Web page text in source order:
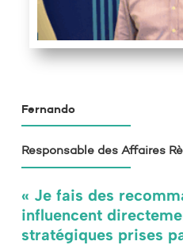
Fernando
Responsable des Affaires
« Je fais des
influencent
stratégiques prises